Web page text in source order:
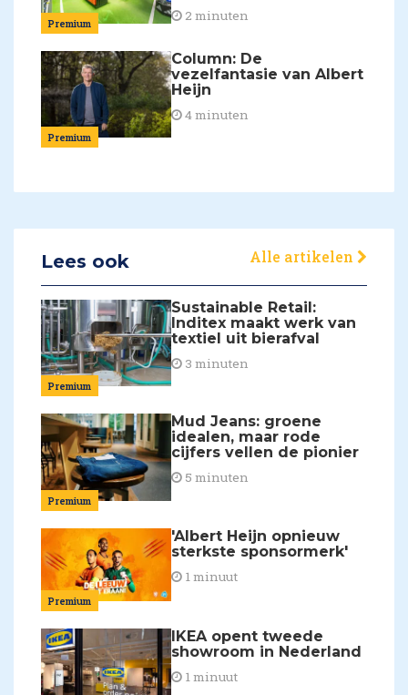
Premium 2 minuten
Premium
Column: De
vezelfantasie van Albert
Heijn
4 minuten
Lees ook Alle artikelen
Premium
Sustainable Retail:
Inditex maakt werk van
textiel uit bierafval
3 minuten
Premium
Mud Jeans: groene
idealen, maar rode
cijfers vellen de pionier
5 minuten
Premium
'Albert Heijn opnieuw
sterkste sponsormerk'
1 minuut
IKEA opent tweede
showroom in Nederland
1 minuut